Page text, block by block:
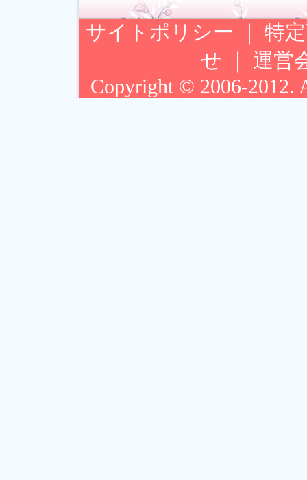
サイトポリシー ｜ 特
せ ｜ 運営
Copyright © 2006-2012.